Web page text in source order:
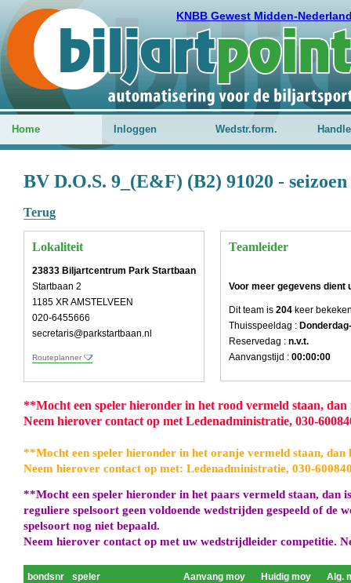
KNBB Gewest Midden-
Home Inloggen Wedstr.form.
BV D.O.S. 9_(E&F) (B2) 91020 - seizoen
Terug
Lokaliteit
23833 Biljartcentrum Park Startbaan
Startbaan 2
1185 XR AMSTELVEEN
020-6455666
secretaris@parkstartbaan.nl
Routeplanner
Teamleider
Voor meer gegevens dient
Dit team is 204 keer
Thuisspeeldag :
Reservedag : n.v.t.
Aanvangstijd : 00:00:00
**Mocht een speler hieronder in het rood vermeld staan, dan
Neem hierover contact op met Ledenadministratie, 030-
**Mocht een speler hieronder in het oranje vermeld staan, dan
Neem hierover contact op met: Ledenadministratie, 030-
**Mocht een speler hieronder in het paars vermeld staan, dan
reguliere spelsoort geen voldoende wedstrijden gespeeld of
spelsoort nog niet bepaald.
Neem hierover contact op met uw wedstrijdleider competitie.
bondsnr speler Aanvang moy Huidig moy Alg.